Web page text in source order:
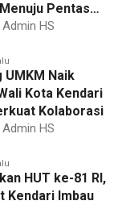
Pentas
Admin HS
UMKM Naik
Kota Kendari
Kolaborasi
Admin HS
HUT ke-81 RI,
Kendari Imbau